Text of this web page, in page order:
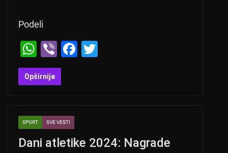
Podeli
W
h
at
A
p
p
Vi
b
er
F
o
Opširnije
SPORT SVE VESTI
Dani atletike 2024: Nagrade